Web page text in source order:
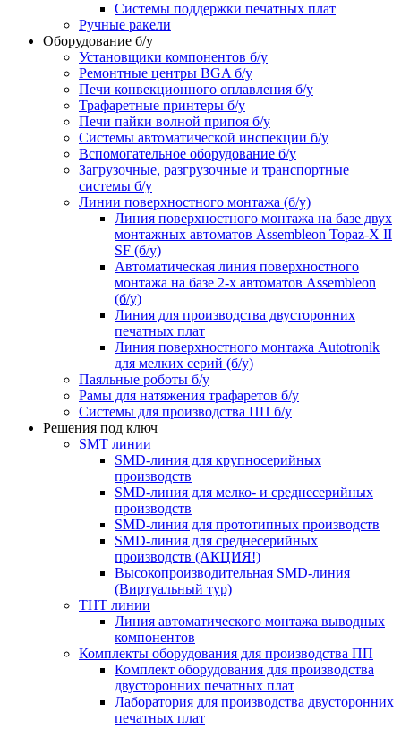
Системы поддержки печатных плат
Ручные ракели
Оборудование б/у
Установщики компонентов б/у
Ремонтные центры BGA б/у
Печи конвекционного оплавления б/у
Трафаретные принтеры б/у
Печи пайки волной припоя б/у
Системы автоматической инспекции б/у
Вспомогательное оборудование б/у
Загрузочные, разгрузочные и транспортные
системы б/у
Линии поверхностного монтажа (б/у)
Линия поверхностного монтажа на базе двух
монтажных автоматов Assembleon Topaz-X II
SF (б/у)
Автоматическая линия поверхностного
монтажа на базе 2-х автоматов Assembleon
(б/у)
Линия для производства двусторонних
печатных плат
Линия поверхностного монтажа Autotronik
для мелких серий (б/у)
Паяльные роботы б/у
Рамы для натяжения трафаретов б/у
Системы для производства ПП б/у
Решения под ключ
SMT линии
SMD-линия для крупносерийных
производств
SMD-линия для мелко- и среднесерийных
производств
SMD-линия для прототипных производств
SMD-линия для среднесерийных
производств (АКЦИЯ!)
Высокопроизводительная SMD-линия
(Виртуальный тур)
THT линии
Линия автоматического монтажа выводных
компонентов
Комплекты оборудования для производства ПП
Комплект оборудования для производства
двусторонних печатных плат
Лаборатория для производства двусторонних
печатных плат